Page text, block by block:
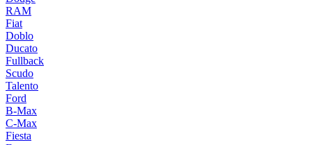
RAM
Fiat
Doblo
Ducato
Fullback
Scudo
Talento
Ford
B-Max
C-Max
Fiesta